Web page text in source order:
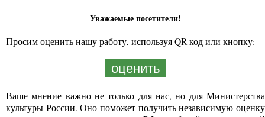
Уважаемые посетители!
Просим оценить нашу работу, используя QR-код или кнопку:
оценить
Ваше мнение важно не только для нас, но для Министерства
культуры России. Оно поможет получить независимую оценку